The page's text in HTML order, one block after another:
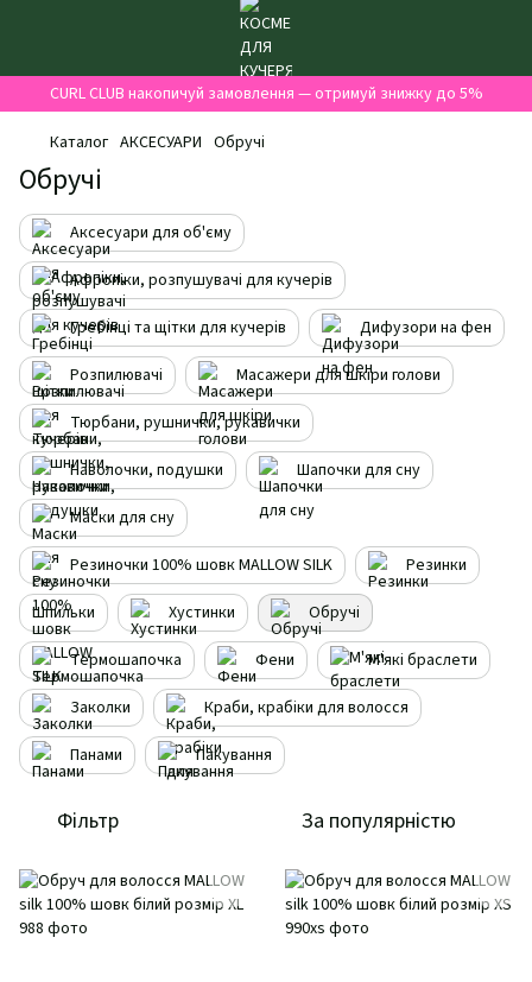
CURL CLUB накопичуй замовлення — отримуй знижку до 5%
Каталог АКСЕСУАРИ Обручі
Обручі
Аксесуари для об'єму
Афропіки, розпушувачі для кучерів
Гребінці та щітки для кучерів
Дифузори на фен
Розпилювачі
Масажери для шкіри голови
Тюрбани, рушнички, рукавички
Наволочки, подушки
Шапочки для сну
Маски для сну
Резиночки 100% шовк MALLOW SILK
Резинки
Шпильки
Хустинки
Обручі
Термошапочка
Фени
М'які браслети
Заколки
Краби, крабіки для волосся
Панами
Пакування
Фільтр За популярністю